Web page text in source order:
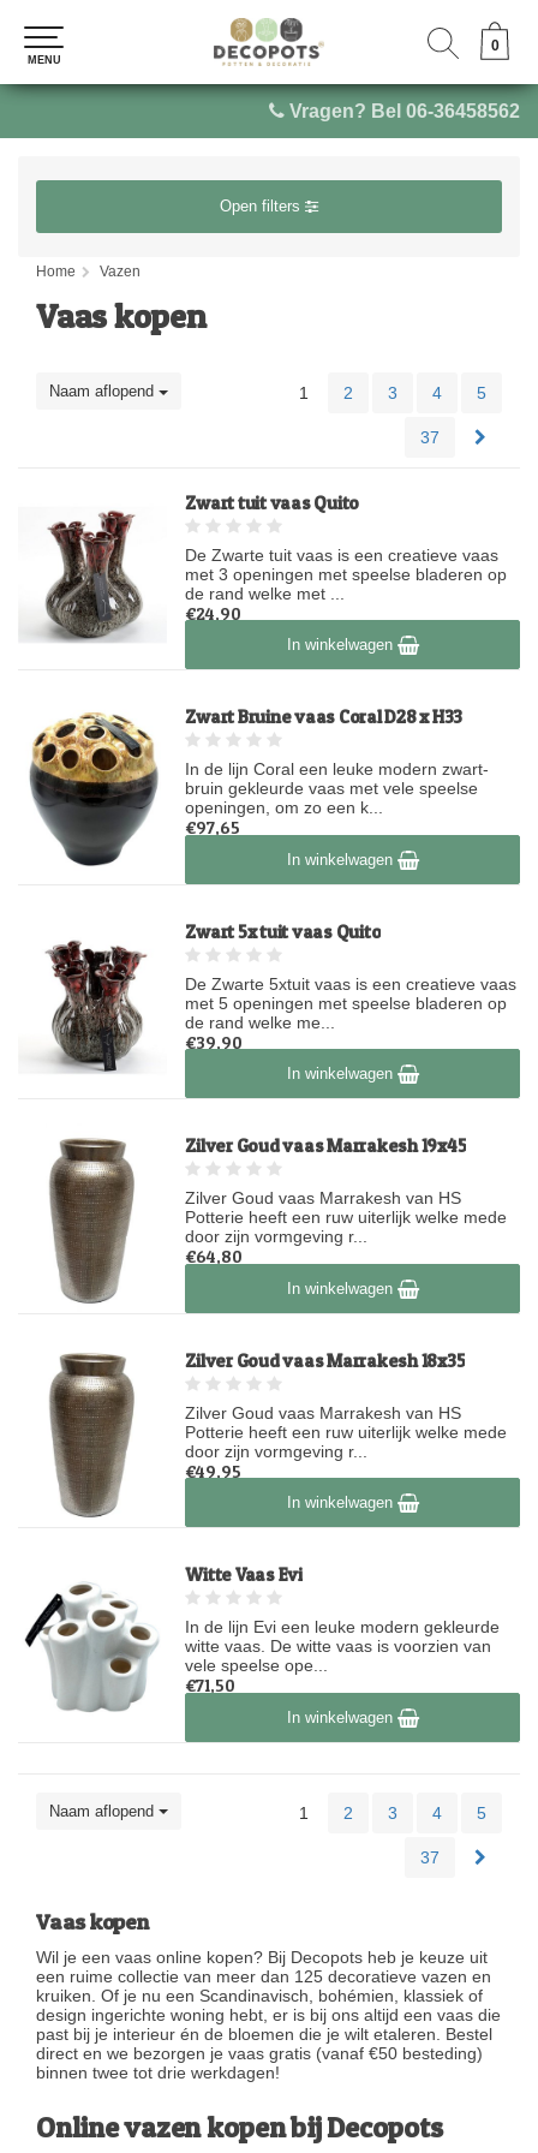
Vragen? Bel 06-36458562
0
MENU
0
MENU
Open filters
Home Vazen
Vaas kopen
Naam aflopend 1 2 3 4 5
37
Zwart tuit vaas Quito
De Zwarte tuit vaas is een creatieve vaas
met 3 openingen met speelse bladeren op
de rand welke met ...
€24,90
Op voorraadIn winkelwagen
Zwart Bruine vaas Coral D28 x H33
In de lijn Coral een leuke modern zwart-
bruin gekleurde vaas met vele speelse
openingen, om zo een k...
€97,65
Niet op voorraadIn winkelwagen
Zwart 5x tuit vaas Quito
De Zwarte 5xtuit vaas is een creatieve vaas
met 5 openingen met speelse bladeren op
de rand welke me...
€39,90
Op voorraadIn winkelwagen
Zilver Goud vaas Marrakesh 19x45
Zilver Goud vaas Marrakesh van HS
Potterie heeft een ruw uiterlijk welke mede
door zijn vormgeving r...
€64,80
Op voorraadIn winkelwagen
Zilver Goud vaas Marrakesh 18x35
Zilver Goud vaas Marrakesh van HS
Potterie heeft een ruw uiterlijk welke mede
door zijn vormgeving r...
€49,95
Op voorraadIn winkelwagen
Witte Vaas Evi
In de lijn Evi een leuke modern gekleurde
witte vaas. De witte vaas is voorzien van
vele speelse ope...
€71,50
Op voorraadIn winkelwagen
Naam aflopend 1 2 3 4 5
37
Vaas kopen
Wil je een vaas online kopen? Bij Decopots heb je keuze uit
een ruime collectie van meer dan 125 decoratieve vazen en
kruiken. Of je nu een Scandinavisch, bohémien, klassiek of
design ingerichte woning hebt, er is bij ons altijd een vaas die
past bij je interieur én de bloemen die je wilt etaleren. Bestel
direct en we bezorgen je vaas gratis (vanaf €50 besteding)
binnen twee tot drie werkdagen!
Online vazen kopen bij Decopots